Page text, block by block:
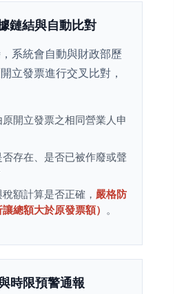
鏈結與自動比對
系統會自動與財政部歷
立發票進行交叉比對，
開立發票之相同營業人申
存在、是否已被作廢或聲
額計算是否正確， 嚴格防
總額大於原發票額） 。
時限預警通報